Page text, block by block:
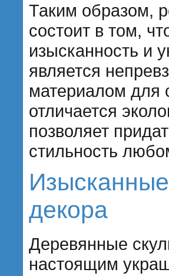
Таким образом,
состоит в том,
изысканность и
является
материалом для
отличается
позволяет
стильность
декора
Деревянные
настоящим